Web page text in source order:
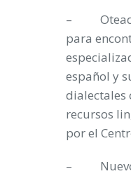
–
para
español y
dialectales
recursos
por el
– Nuevo